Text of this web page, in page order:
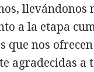
llevándonos
a la etapa
nos
agradecidas a